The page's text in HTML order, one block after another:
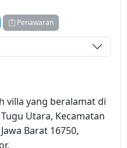
Penawaran
villa yang beralamat di
Utara, Kecamatan
Barat 16750,